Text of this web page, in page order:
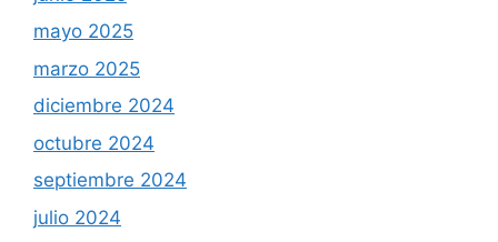
mayo 2025
marzo 2025
diciembre 2024
octubre 2024
septiembre 2024
julio 2024